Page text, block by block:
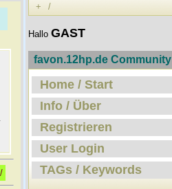
+
/
Hallo GAST
favon.12hp.de Community
Home / Start
Info / Über
Registrieren
User Login
TAGs / Keywords